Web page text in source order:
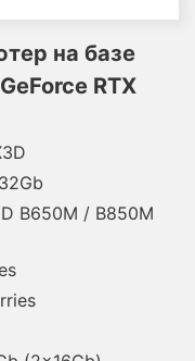
на базе
RTX
B650M / B850M